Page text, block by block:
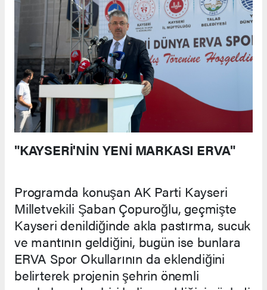
"KAYSERİ'NİN YENİ MARKASI ERVA"
Programda konuşan AK Parti Kayseri
Milletvekili Şaban Çopuroğlu, geçmişte
Kayseri denildiğinde akla pastırma, sucuk
ve mantının geldiğini, bugün ise bunlara
ERVA Spor Okullarının da eklendiğini
belirterek projenin şehrin önemli